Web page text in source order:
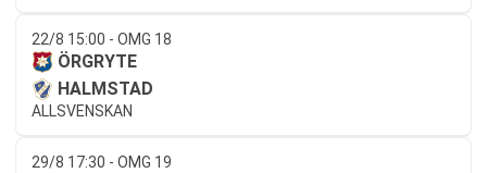
22/8 15:00 - OMG 18
ÖRGRYTE
HALMSTAD
ALLSVENSKAN
29/8 17:30 - OMG 19